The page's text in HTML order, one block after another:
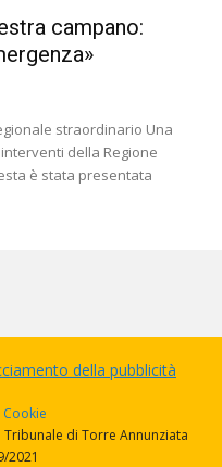
campano:
straordinario Una
della Regione
è stata presentata
della pubblicità
Cookie
di Torre Annunziata
2021